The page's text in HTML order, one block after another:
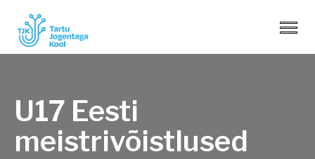
U17 Eesti
meistrivõistlused